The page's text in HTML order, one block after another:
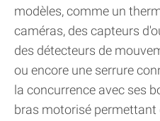
modèles, comme un
caméras, des capteurs
des détecteurs de
ou encore une serrure
la concurrence avec ses
bras motorisé permettant